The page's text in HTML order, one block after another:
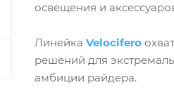
освещения и
Линейка Velocifero
решений для
амбиции райдера.